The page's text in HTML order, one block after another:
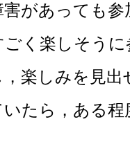
があっても
く楽しそう
楽しみを見
たら，ある